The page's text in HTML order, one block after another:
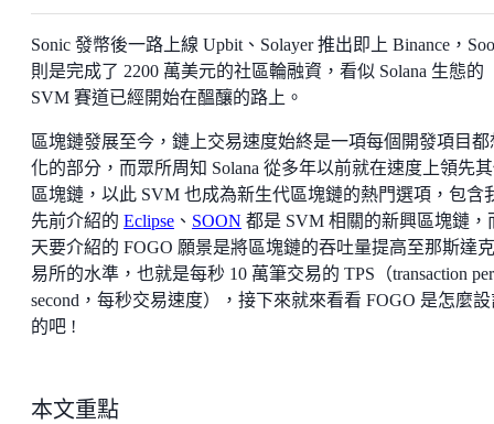
Sonic 發幣後一路上線 Upbit、Solayer 推出即上 Binance，
則是完成了 2200 萬美元的社區輪融資，看似 Solana 生態的
SVM 賽道已經開始在醞釀的路上。
區塊鏈發展至今，鏈上交易速度始終是一項每個開發項目都
化的部分，而眾所周知 Solana 從多年以前就在速度上領先
區塊鏈，以此 SVM 也成為新生代區塊鏈的熱門選項，包含
先前介紹的 Eclipse 、 SOON 都是 SVM 相關的新興區塊鏈，
天要介紹的 FOGO 願景是將區塊鏈的吞吐量提高至那斯達
易所的水準，也就是每秒 10 萬筆交易的 TPS（transaction per
second，每秒交易速度），接下來就來看看 FOGO 是怎麼
的吧 !
本文重點